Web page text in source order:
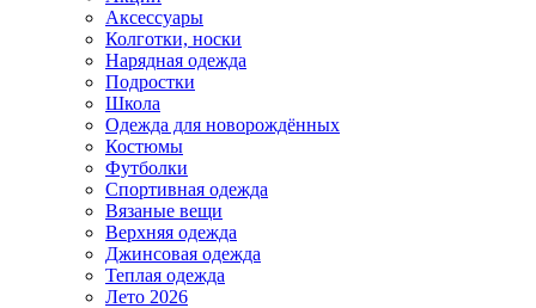
Аксессуары
Колготки, носки
Нарядная одежда
Подростки
Школа
Одежда для новорождённых
Костюмы
Футболки
Спортивная одежда
Вязаные вещи
Верхняя одежда
Джинсовая одежда
Теплая одежда
Лето 2026